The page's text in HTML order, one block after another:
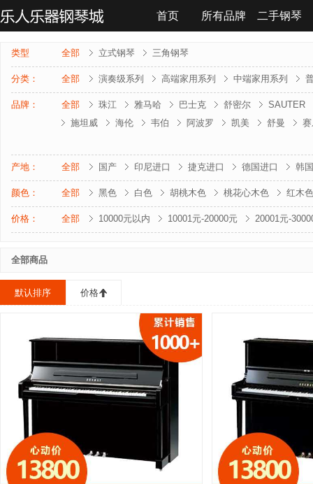
首页 所有品牌 二手钢琴
联系我们
类型 全部 立式钢琴 三角钢琴
分类： 全部 演奏级系列 高端家用系列 中端家用系列
品牌： 全部 珠江 雅马哈 巴士克 舒密尔
SAUTER
施坦威
海伦 韦伯 阿波罗 凯美 舒曼
产地： 全部 国产 印尼进口 捷克进口 德国进口 韩
颜色： 全部 黑色 白色 胡桃木色 桃花心木色 红木色
价格： 全部 10000元以内 10001元-20000元 20001元-
全部商品
默认排序 价格